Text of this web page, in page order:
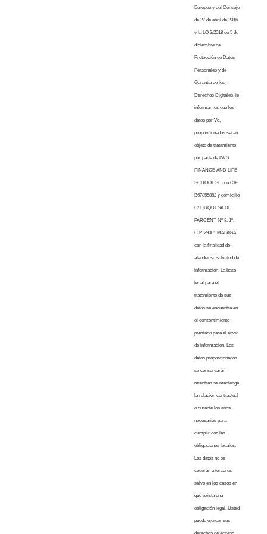
Europeo y del Consejo
de 27 de abril de 2016
y la LO 3/2018 de 5 de
diciembre de
Protección de Datos
Personales y de
Garantía de los
Derechos Digitales, le
informamos que los
datos por Vd.
proporcionados serán
objeto de tratamiento
por parte de LWS
FINANCE AND LIFE
SCHOOL SL con CIF
B67855882 y domicilio
C/ DUQUESA DE
PARCENT Nº 8, 1º,
C.P. 29001 MALAGA,
con la finalidad de
atender su solicitud de
información. La base
legal para el
tratamiento de sus
datos se encuentra en
el consentimiento
prestado para el envío
de información. Los
datos proporcionados
se conservarán
mientras se mantenga
la relación contractual
o durante los años
necesarios para
cumplir con las
obligaciones legales.
Los datos no se
cederán a terceros
salvo en los casos en
que exista una
obligación legal. Usted
puede ejercer sus